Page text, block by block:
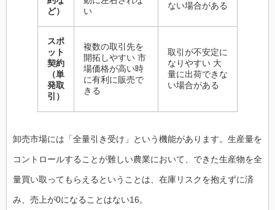
ど）
い
ない場合がある
スポ
ット
契約
（単
発取
引）
複数の取引先を
開拓しやすい 市
場価格が高い時
に有利に販売で
きる
取引が不安定に
なりやすい 大
量に出荷できな
い場合がある
卸売市場には「全量引き受け」という機能があります。生産量を
コントロールすることが難しい農業において、できた生産物を全
量買い取ってもらえるということは、在庫リスクを抱えずに済
み、売上が0になることはない16。